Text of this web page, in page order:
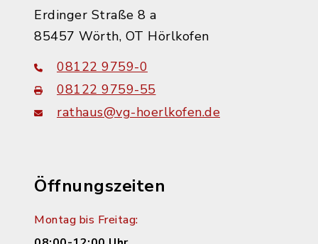
Erdinger Straße 8 a
85457 Wörth, OT Hörlkofen
08122 9759-0
08122 9759-55
rathaus@vg-hoerlkofen.de
Öffnungszeiten
Montag bis Freitag: